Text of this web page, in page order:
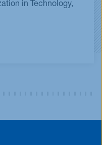
in Technology,